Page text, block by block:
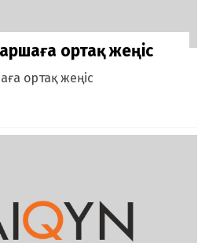
ортақ жеңіс
ортақ жеңіс